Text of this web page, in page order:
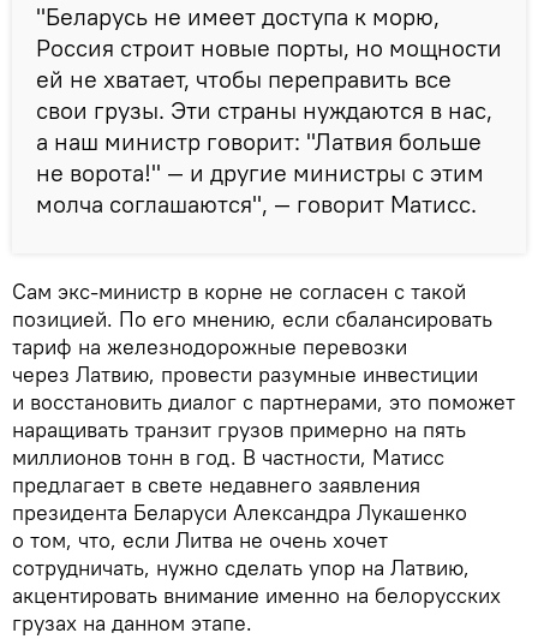
"Беларусь не имеет доступа к морю,
Россия строит новые порты, но мощности
ей не хватает, чтобы переправить все
свои грузы. Эти страны нуждаются в нас,
а наш министр говорит: "Латвия больше
не ворота!" — и другие министры с этим
молча соглашаются", — говорит Матисс.
Сам экс-министр в корне не согласен с такой
позицией. По его мнению, если сбалансировать
тариф на железнодорожные перевозки
через Латвию, провести разумные инвестиции
и восстановить диалог с партнерами, это поможет
наращивать транзит грузов примерно на пять
миллионов тонн в год. В частности, Матисс
предлагает в свете недавнего заявления
президента Беларуси Александра Лукашенко
о том, что, если Литва не очень хочет
сотрудничать, нужно сделать упор на Латвию,
акцентировать внимание именно на белорусских
грузах на данном этапе.